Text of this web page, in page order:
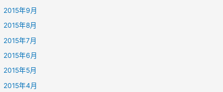
2015年9月
2015年8月
2015年7月
2015年6月
2015年5月
2015年4月